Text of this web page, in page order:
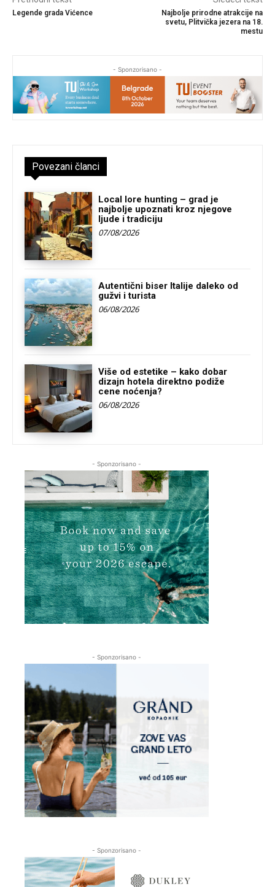
Legende grada Vićence
Najbolje prirodne atrakcije na
svetu, Plitvička jezera na 18.
mestu
- Sponzorisano -
Povezani članci
Local lore hunting – grad je
najbolje upoznati kroz njegove
ljude i tradiciju
07/08/2026
Autentični biser Italije daleko od
gužvi i turista
06/08/2026
Više od estetike – kako dobar
dizajn hotela direktno podiže
cene noćenja?
06/08/2026
- Sponzorisano -
- Sponzorisano -
- Sponzorisano -